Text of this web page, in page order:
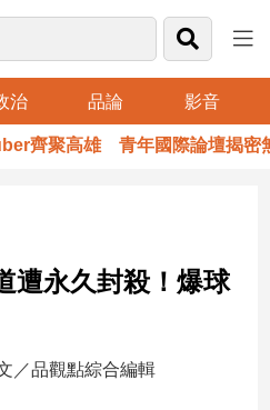
治 品論 影音
齊聚高雄 青年國際論壇揭密無
遭永久封殺！爆球
／品觀點綜合編輯